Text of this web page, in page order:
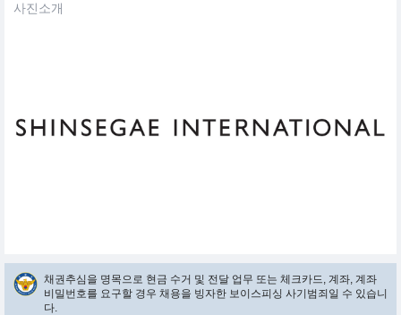
사진소개
채권추심을 명목으로 현금 수거 및 전달 업무 또는 체크카드, 계좌, 계좌
비밀번호를 요구할 경우 채용을 빙자한 보이스피싱 사기범죄일 수 있습니
다.